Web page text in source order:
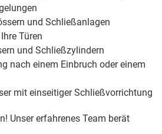
und Schließanlagen
Türen
und Schließzylindern
nach einem Einbruch oder einem
mit einseitiger Schließvorrichtung
Unser erfahrenes Team berät